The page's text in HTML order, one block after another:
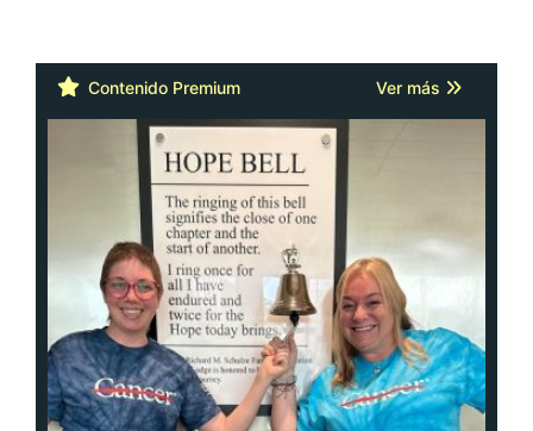
Contenido Premium Ver más